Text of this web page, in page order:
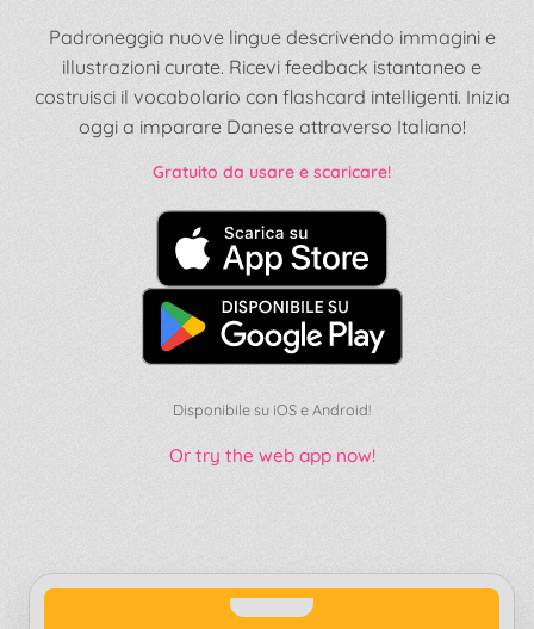
Padroneggia nuove lingue descrivendo immagini e
illustrazioni curate. Ricevi feedback istantaneo e
costruisci il vocabolario con flashcard intelligenti. Inizia
oggi a imparare Danese attraverso Italiano!
Gratuito da usare e scaricare!
Disponibile su iOS e Android!
Or try the web app now!